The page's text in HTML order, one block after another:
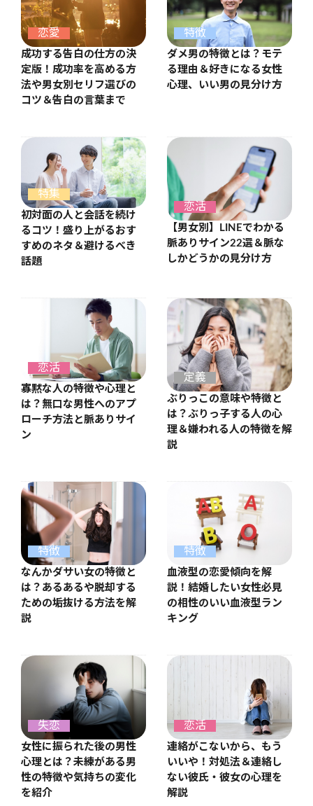
恋愛
成功する告白の仕方の決
定版！成功率を高める方
法や男女別セリフ選びの
コツ＆告白の言葉まで
特徴
ダメ男の特徴とは？モテ
る理由＆好きになる女性
心理、いい男の見分け方
特集
初対面の人と会話を続け
るコツ！盛り上がるおす
すめのネタ＆避けるべき
話題
恋活
【男女別】LINEでわかる
脈ありサイン22選＆脈な
しかどうかの見分け方
恋活
寡黙な人の特徴や心理と
は？無口な男性へのアプ
ローチ方法と脈ありサイ
ン
定義
ぶりっこの意味や特徴と
は？ぶりっ子する人の心
理＆嫌われる人の特徴を解
説
特徴
なんかダサい女の特徴と
は？あるあるや脱却する
ための垢抜ける方法を解
説
特徴
血液型の恋愛傾向を解
説！結婚したい女性必見
の相性のいい血液型ラン
キング
失恋
女性に振られた後の男性
心理とは？未練がある男
性の特徴や気持ちの変化
を紹介
恋活
連絡がこないから、もう
いいや！対処法＆連絡し
ない彼氏・彼女の心理を
解説